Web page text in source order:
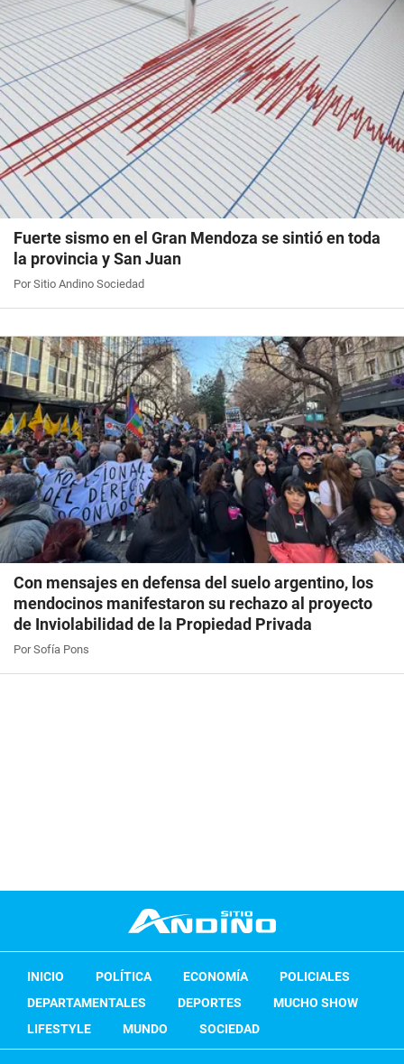
Fuerte sismo en el Gran Mendoza se sintió en toda
la provincia y San Juan
Por Sitio Andino Sociedad
Con mensajes en defensa del suelo argentino, los
mendocinos manifestaron su rechazo al proyecto
de Inviolabilidad de la Propiedad Privada
Por Sofía Pons
INICIO POLÍTICA ECONOMÍA
POLICIALES
DEPARTAMENTALES
DEPORTES
MUCHO SHOW
LIFESTYLE
MUNDO SOCIEDAD